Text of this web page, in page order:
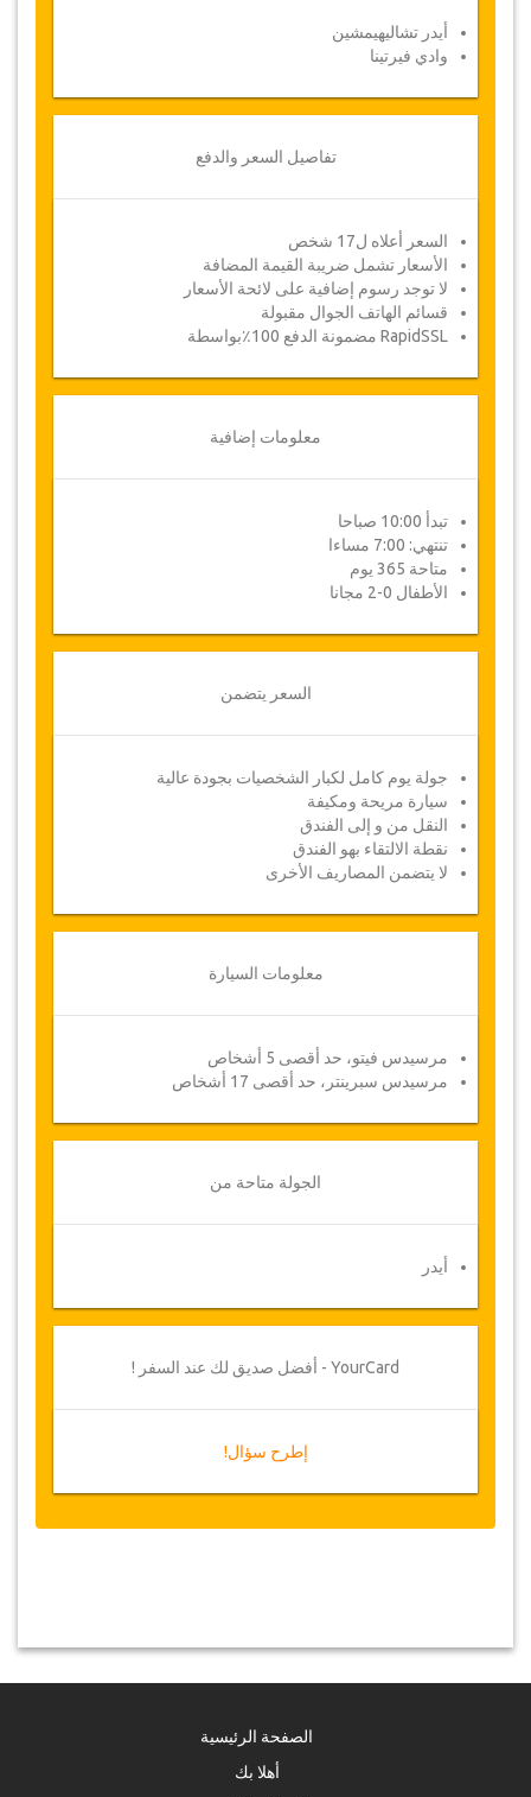
القسيمة
تفاصيل الخدمة لإدخال معلومات الحجز الخاصة بك
!اتبع جازيكورلد؟ .. انشر الخبر
أيدر تشاليهيمشين
وادي فيرتينا
تفاصيل السعر والدفع
السعر أعلاه ل17 شخص
الأسعار تشمل ضريبة القيمة المضافة
لا توجد رسوم إضافية على لائحة الأسعار
قسائم الهاتف الجوال مقبولة
RapidSSL مضمونة الدفع 100٪بواسطة
معلومات إضافية
تبدأ 10:00 صباحا
تنتهي: 7:00 مساءا
متاحة 365 يوم
الأطفال 0-2 مجانا
السعر يتضمن
جولة يوم كامل لكبار الشخصيات بجودة عالية
سيارة مريحة ومكيفة
النقل من و إلى الفندق
نقطة الالتقاء بهو الفندق
لا يتضمن المصاريف الأخرى
معلومات السيارة
مرسيدس فيتو، حد أقصى 5 أشخاص
مرسيدس سبرينتر، حد أقصى 17 أشخاص
الجولة متاحة من
أيدر
YourCard - أفضل صديق لك عند السفر !
إطرح سؤال!
الصفحة الرئيسية
أهلا بك